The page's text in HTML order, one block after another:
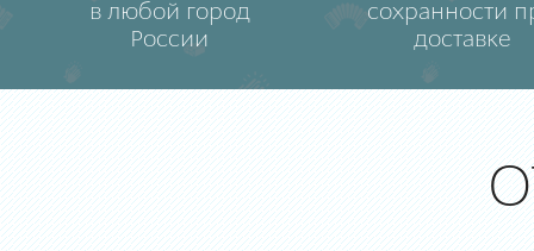
в любой город
России
сохранности
доставке